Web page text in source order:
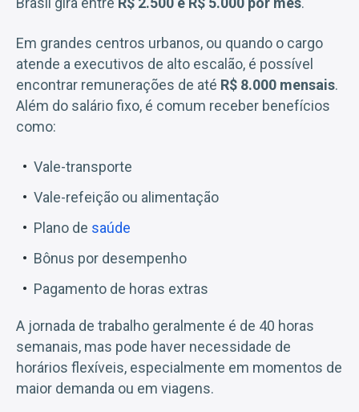
Em grandes centros urbanos, ou quando o cargo
atende a executivos de alto escalão, é possível
encontrar remunerações de até R$ 8.000 mensais.
Além do salário fixo, é comum receber benefícios
como:
Vale-transporte
Vale-refeição ou alimentação
Plano de saúde
Bônus por desempenho
Pagamento de horas extras
A jornada de trabalho geralmente é de 40 horas
semanais, mas pode haver necessidade de
horários flexíveis, especialmente em momentos de
maior demanda ou em viagens.